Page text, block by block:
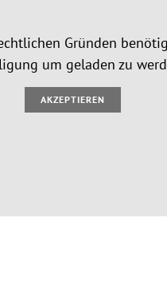
Gründen
um geladen zu
AKZEPTIEREN